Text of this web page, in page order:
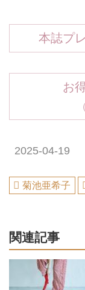
本誌プ
お
（
2025-04-19
菊池亜希子
関連記事